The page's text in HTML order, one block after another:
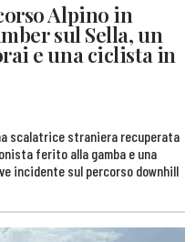
Alpino in
sul Sella, un
e una ciclista in
scalatrice straniera recuperata
ferito alla gamba e una
incidente sul percorso downhill